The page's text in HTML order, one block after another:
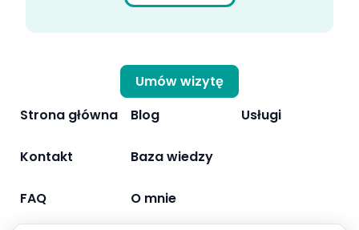
Umów wizytę
Strona główna
Kontakt
FAQ
Blog
Baza wiedzy
O mnie
Usługi